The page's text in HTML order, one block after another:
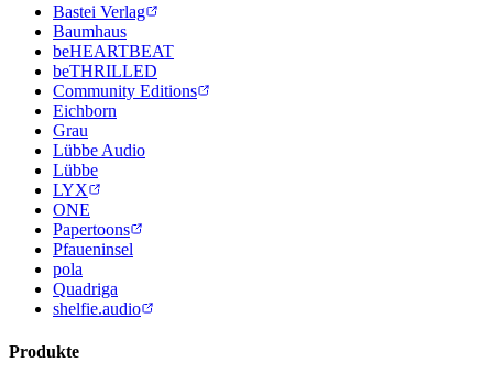
Bastei Verlag
Baumhaus
beHEARTBEAT
beTHRILLED
Community Editions
Eichborn
Grau
Lübbe Audio
Lübbe
LYX
ONE
Papertoons
Pfaueninsel
pola
Quadriga
shelfie.audio
Produkte